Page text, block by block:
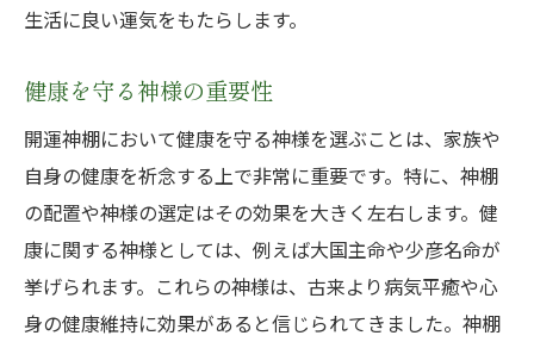
生活に良い運気をもたらします。
健康を守る神様の重要性
開運神棚において健康を守る神様を選ぶことは、家族や
自身の健康を祈念する上で非常に重要です。特に、神棚
の配置や神様の選定はその効果を大きく左右します。健
康に関する神様としては、例えば大国主命や少彦名命が
挙げられます。これらの神様は、古来より病気平癒や心
身の健康維持に効果があると信じられてきました。神棚